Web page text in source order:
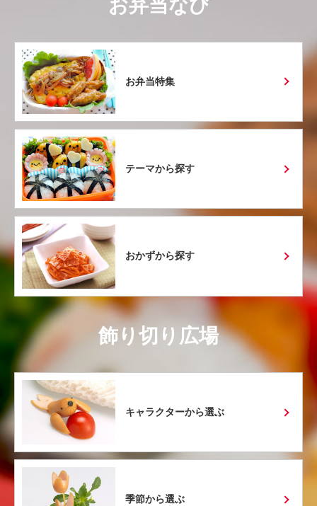
お弁当なび
お弁当特集
テーマから探す
おかずから探す
飾り切り広場
キャラクターから選ぶ
季節から選ぶ